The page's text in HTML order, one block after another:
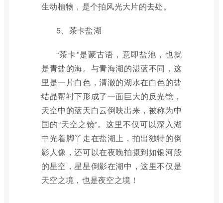
生动植物，是个拍风光大片的去处。
5、茶卡盐湖
“茶卡”是蒙古语，意即盐池，也就
是青盐的海。与青海湖的湛蓝不同，这
里是一片白色，清澈的湖水在白色的盐
结晶帮衬下形成了一面巨大的反光镜，
天空中的蓝天白云倒映出来，被称为中
国的“天空之镜”。这里不仅可以深入湖
中光着脚丫走在盐湖上，拍出独特的倒
影人像，还可以在夜晚拍摄到如银河般
的星空，星星倒影在湖中，这里不仅是
天空之境，也是夜空之境！